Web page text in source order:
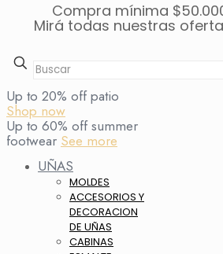
Compra mínima
Mirá todas nuestras
Up to 20% off patio
Shop now
Up to 60% off summer
footwear See more
UÑAS
MOLDES
ACCESORIOS Y
DECORACION
DE UÑAS
CABINAS